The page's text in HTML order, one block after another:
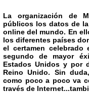
La organización de
públicos los datos de
online del mundo. En
los diferentes países
el certamen
segundo de mayor
Estados Unidos y por
Reino Unido. Sin
como poco a poco va
través de